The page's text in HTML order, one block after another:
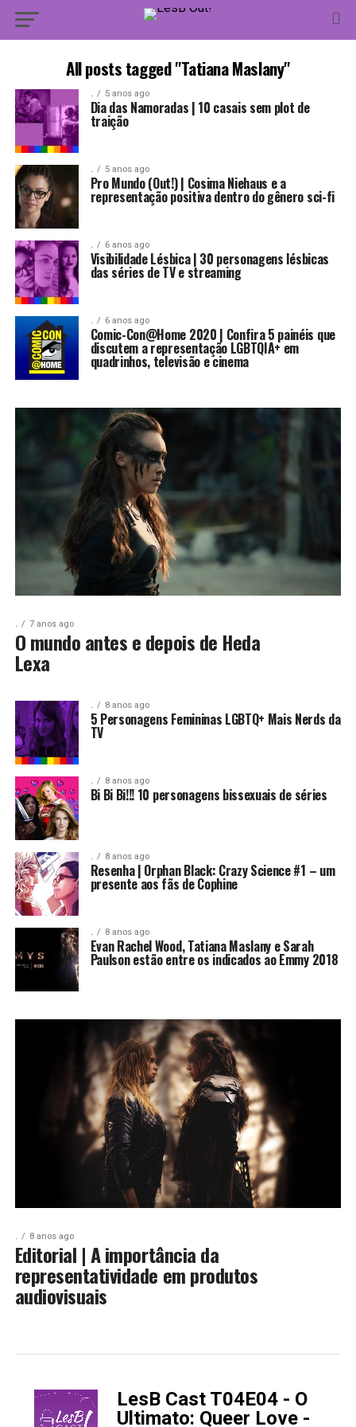
All posts tagged "Tatiana Maslany"
. 5 anos ago
Dia das Namoradas | 10 casais sem plot de
traição
. 5 anos ago
Pro Mundo (Out!) | Cosima Niehaus e a
representação positiva dentro do gênero sci-fi
. 6 anos ago
Visibilidade Lésbica | 30 personagens lésbicas
das séries de TV e streaming
. 6 anos ago
Comic-Con@Home 2020 | Confira 5 painéis que
discutem a representação LGBTQIA+ em
quadrinhos, televisão e cinema
. 7 anos ago
O mundo antes e depois de Heda
Lexa
. 8 anos ago
5 Personagens Femininas LGBTQ+ Mais Nerds da
TV
. 8 anos ago
Bi Bi Bi!!! 10 personagens bissexuais de séries
. 8 anos ago
Resenha | Orphan Black: Crazy Science #1 – um
presente aos fãs de Cophine
. 8 anos ago
Evan Rachel Wood, Tatiana Maslany e Sarah
Paulson estão entre os indicados ao Emmy 2018
. 8 anos ago
Editorial | A importância da
representatividade em produtos
audiovisuais
LesB Cast T04E04 - O
Ultimato: Queer Love -
-